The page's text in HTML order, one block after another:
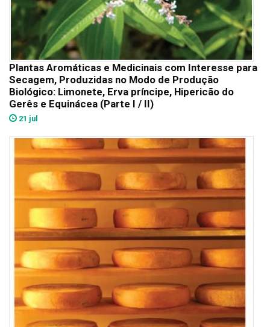
Plantas Aromáticas e Medicinais com Interesse para
Secagem, Produzidas no Modo de Produção
Biológico: Limonete, Erva príncipe, Hipericão do
Gerês e Equinácea (Parte I / II)
21 jul